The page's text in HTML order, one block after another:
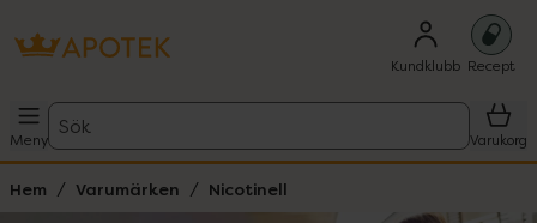
Kundklubb Recept
Meny
Sök
Varukorg
Hem Varumärken Nicotinell